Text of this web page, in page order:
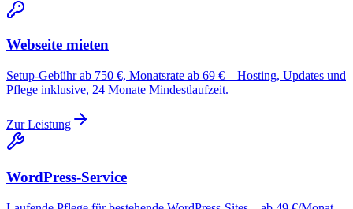
Webseite mieten
Setup-Gebühr ab 750 €, Monatsrate ab 69 € – Hosting, Updates und
Pflege inklusive, 24 Monate Mindestlaufzeit.
Zur Leistung
WordPress-Service